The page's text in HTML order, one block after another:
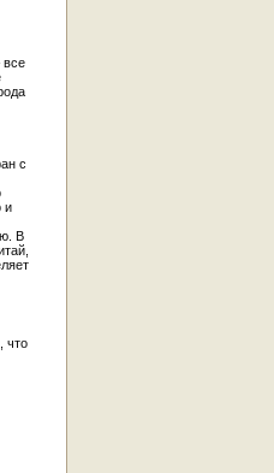
все
с
и
В
что